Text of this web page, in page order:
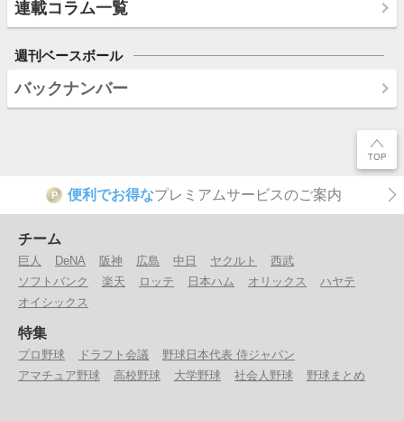
連載コラム一覧
週刊ベースボール
バックナンバー
P 便利でお得なプレミアムサービスのご案内
チーム
巨人 DeNA 阪神 広島 中日 ヤクルト
西武
ソフトバンク
楽天 ロッテ 日本ハム オリックス
ハヤテ
オイシックス
特集
プロ野球 ドラフト会議
野球日本代表 侍ジャパン
アマチュア野球
高校野球 大学野球 社会人野球 野球まとめ